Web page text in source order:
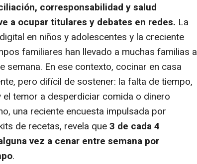
corresponsabilidad y salud
a ocupar titulares y debates en redes. La
en niños y adolescentes y la creciente
familiares han llevado a muchas familias a
semana. En ese contexto, cocinar en casa
pero difícil de sostener: la falta de tiempo,
temor a desperdiciar comida o dinero
una reciente encuesta impulsada por
de recetas, revela que3 de cada 4
vez a cenar entre semana por
.